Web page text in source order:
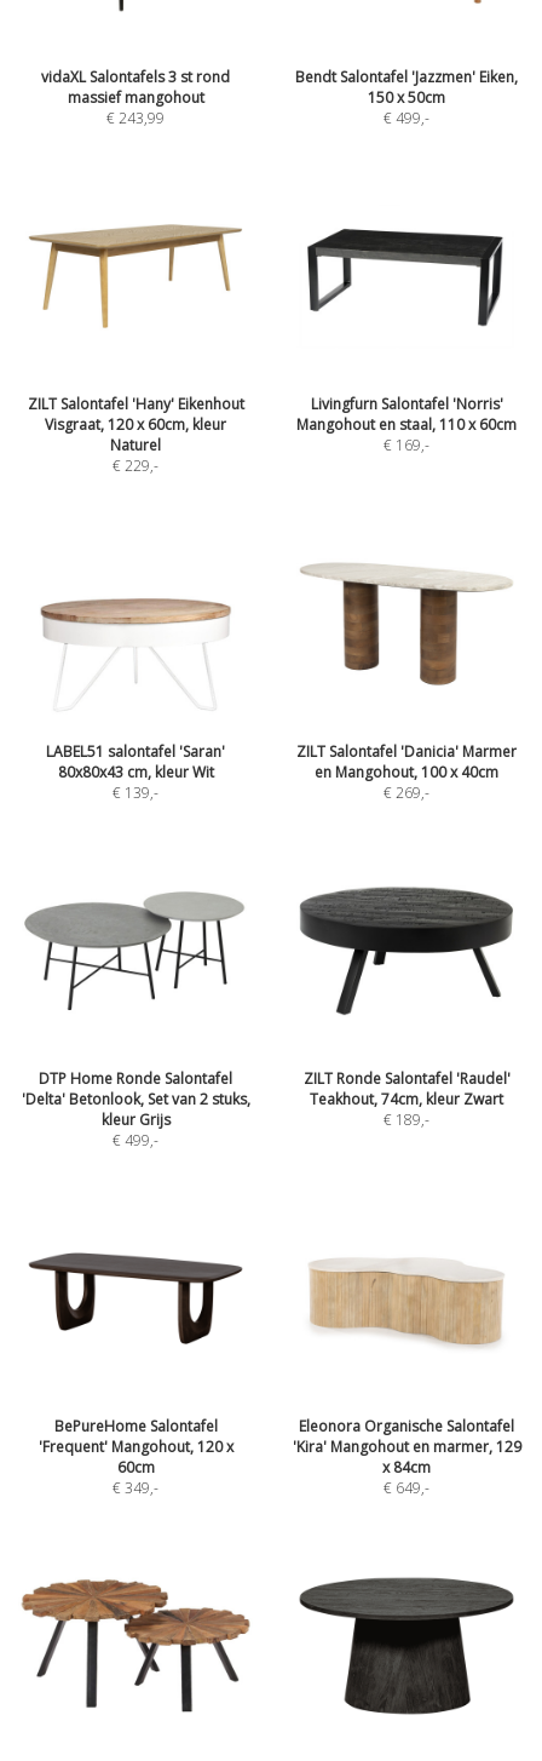
vidaXL Salontafels 3 st rond
massief mangohout
€ 243,99
Bendt Salontafel 'Jazzmen' Eiken,
150 x 50cm
€ 499,-
ZILT Salontafel 'Hany' Eikenhout
Visgraat, 120 x 60cm, kleur
Naturel
€ 229,-
Livingfurn Salontafel 'Norris'
Mangohout en staal, 110 x 60cm
€ 169,-
LABEL51 salontafel 'Saran'
80x80x43 cm, kleur Wit
€ 139,-
ZILT Salontafel 'Danicia' Marmer
en Mangohout, 100 x 40cm
€ 269,-
DTP Home Ronde Salontafel
'Delta' Betonlook, Set van 2 stuks,
kleur Grijs
€ 499,-
ZILT Ronde Salontafel 'Raudel'
Teakhout, 74cm, kleur Zwart
€ 189,-
BePureHome Salontafel
'Frequent' Mangohout, 120 x
60cm
€ 349,-
Eleonora Organische Salontafel
'Kira' Mangohout en marmer, 129
x 84cm
€ 649,-